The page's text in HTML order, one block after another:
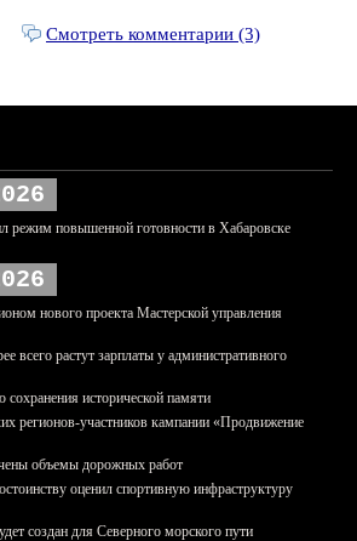
Смотреть комментарии (3)
режим повышенной готовности в Хабаровске
нового проекта Мастерской управления
всего растут зарплаты у административного
исторической памяти
регионов-участников кампании «Продвижение
объемы дорожных работ
оценил спортивную инфраструктуру
создан для Северного морского пути